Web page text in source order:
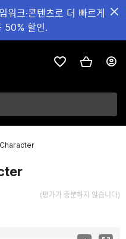
워크·콘텐츠로 더 빠르게
50% 할인.
(평가가 충분하지 않습니다)